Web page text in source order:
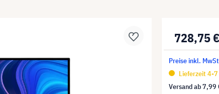
728,75
Preise inkl.
Lieferzeit 4-
Versand ab7,99